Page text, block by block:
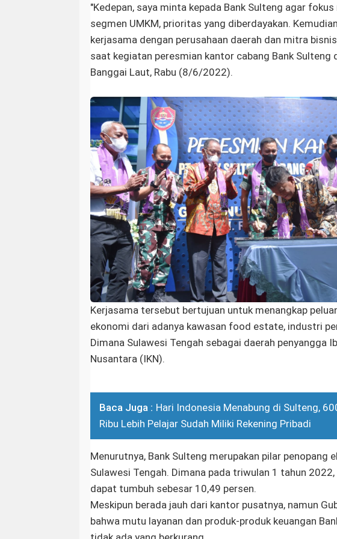
"Kedepan, saya minta kepada Bank Sulteng agar
segmen UMKM, prioritas yang diberdayakan.
kerjasama dengan perusahaan daerah dan mitra
saat kegiatan peresmian kantor cabang Bank Sulteng
Banggai Laut, Rabu (8/6/2022).
Kerjasama tersebut bertujuan untuk menangkap
ekonomi dari adanya kawasan food estate, industri
Dimana Sulawesi Tengah sebagai daerah penyangga
Nusantara (IKN).
Baca Juga : Hari Indonesia Menabung di Sulteng,
Ribu Lebih Pelajar Sudah Miliki Rekening Pribadi
Menurutnya, Bank Sulteng merupakan pilar penopang
Sulawesi Tengah. Dimana pada triwulan 1 tahun
dapat tumbuh sebesar 10,49 persen.
Meskipun berada jauh dari kantor pusatnya, namun
bahwa mutu layanan dan produk-produk keuangan